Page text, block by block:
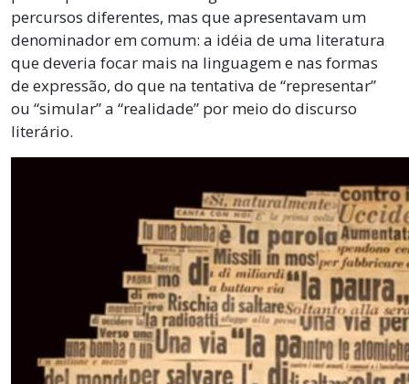
percursos diferentes, mas que apresentavam um
denominador em comum: a idéia de uma literatura
que deveria focar mais na linguagem e nas formas
de expressão, do que na tentativa de “representar”
ou “simular” a “realidade” por meio do discurso
literário.